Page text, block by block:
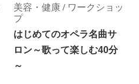
美容・健康 / ワークショッ
プ
はじめてのオペラ名曲サ
ロン～歌って楽しむ40分
～